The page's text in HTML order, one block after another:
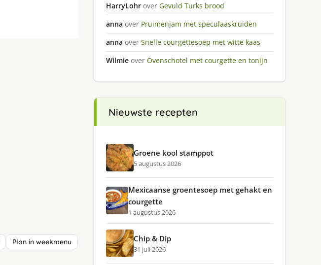
Plan in weekmenu
HarryLohr over Gevuld Turks brood
anna over Pruimenjam met speculaaskruiden
anna over Snelle courgettesoep met witte kaas
Wilmie over Ovenschotel met courgette en tonijn
Nieuwste recepten
Groene kool stamppot
5 augustus 2026
Mexicaanse groentesoep met gehakt en
courgette
1 augustus 2026
Chip & Dip
31 juli 2026